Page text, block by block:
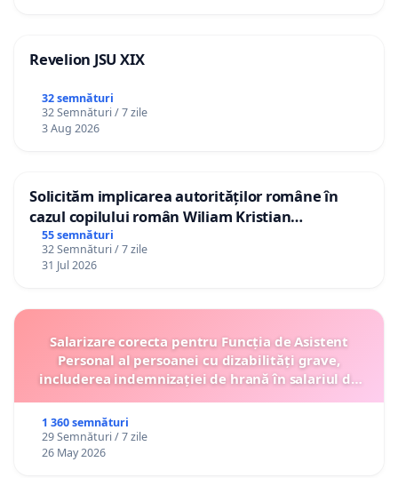
Revelion JSU XIX
32 semnături
32 Semnături / 7 zile
3 Aug 2026
Solicităm implicarea autorităților române în
cazul copilului român Wiliam Kristian
Gheorghe, aflat în plasament în Danemarca de
12 ani
55 semnături
32 Semnături / 7 zile
31 Jul 2026
Salarizare corecta pentru Funcția de Asistent
Personal al persoanei cu dizabilități grave,
includerea indemnizației de hrană în salariul de
1 360 semnături
29 Semnături / 7 zile
26 May 2026